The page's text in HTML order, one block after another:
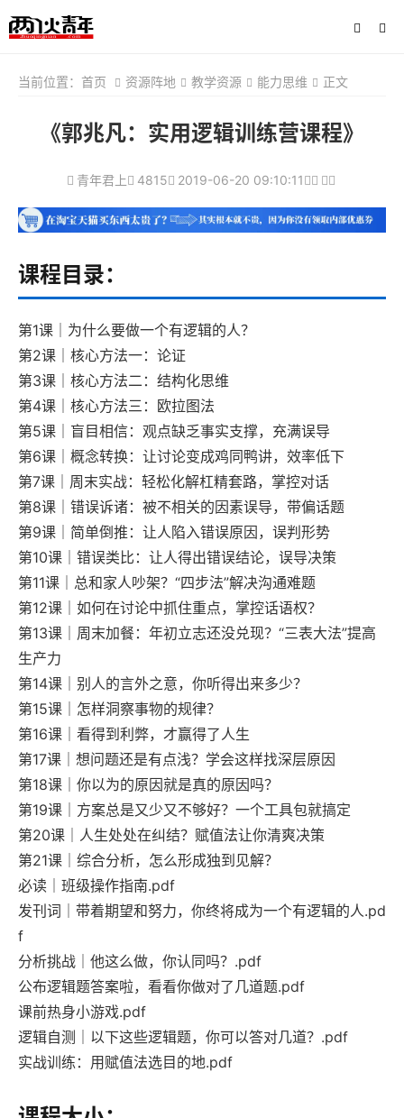
当前位置： 首页 资源阵地 教学资源 能力思维 正文
《郭兆凡：实用逻辑训练营课程》
青年君上 4815 2019-06-20 09:10:11
课程目录：
第1课｜为什么要做一个有逻辑的人？
第2课｜核心方法一：论证
第3课｜核心方法二：结构化思维
第4课｜核心方法三：欧拉图法
第5课｜盲目相信：观点缺乏事实支撑，充满误导
第6课｜概念转换：让讨论变成鸡同鸭讲，效率低下
第7课｜周末实战：轻松化解杠精套路，掌控对话
第8课｜错误诉诸：被不相关的因素误导，带偏话题
第9课｜简单倒推：让人陷入错误原因，误判形势
第10课｜错误类比：让人得出错误结论，误导决策
第11课｜总和家人吵架？“四步法”解决沟通难题
第12课｜如何在讨论中抓住重点，掌控话语权？
第13课｜周末加餐：年初立志还没兑现？“三表大法”提高
生产力
第14课｜别人的言外之意，你听得出来多少？
第15课｜怎样洞察事物的规律？
第16课｜看得到利弊，才赢得了人生
第17课｜想问题还是有点浅？学会这样找深层原因
第18课｜你以为的原因就是真的原因吗？
第19课｜方案总是又少又不够好？一个工具包就搞定
第20课｜人生处处在纠结？赋值法让你清爽决策
第21课｜综合分析，怎么形成独到见解？
必读｜班级操作指南.pdf
发刊词｜带着期望和努力，你终将成为一个有逻辑的人.pd
f
分析挑战｜他这么做，你认同吗？.pdf
公布逻辑题答案啦，看看你做对了几道题.pdf
课前热身小游戏.pdf
逻辑自测｜以下这些逻辑题，你可以答对几道？.pdf
实战训练：用赋值法选目的地.pdf